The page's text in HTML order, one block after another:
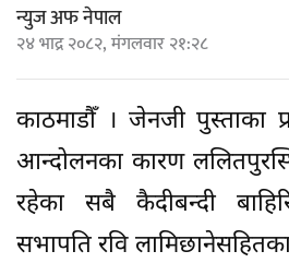
न्युज अफ नेपाल
२४ भाद्र २०८२, मंगलवार २१:२८
काठमाडौँ । जेनजी पुस्ताका
आन्दोलनका कारण
रहेका सबै कैदीबन्दी
सभापति रवि